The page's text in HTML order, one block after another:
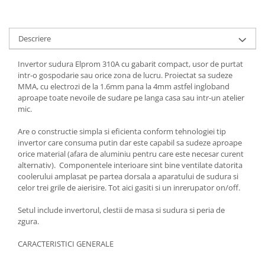
Zdrobitoare electrice & manuale
Zdrobitoare manuale
Masini de cusut si accesorii
Articole antidaunatori gradina
Sere si solarii
Unelte altoit
Unelte manuale de gradina -
Stropitori
Folie si plase pt plante
Masini de maturat manuale
Masini batut stalpi
Kit-uri siguranta auto
Kit-uri Supravietuire si Accesorii
Curatenie si menaj
Accesorii ingrijire casa
Accesorii maturi, mopuri si galeti
Aspiratoare electrice
Cutii depozitare diverse
Cutii depozitare medicamente
Cutii pentru chei
Maturi, mopuri si galeti
Organizatoare imbracaminte si
incaltaminte
Accesorii pentru macarale
Macarale electrice
Macarale manuale
Aparate si instrumente de masurat
Rulete
Telemetre, nivele, sublere
Masini de polisat
Rindele electrice
Pistoale electrice aer cald si vopsit
Pistoale electrice aer cald
Echipamente de protectie
Manusi si palmare
Descriere
Invertor sudura Elprom 310A cu gabarit compact, usor de purtat
intr-o gospodarie sau orice zona de lucru. Proiectat sa sudeze
MMA, cu electrozi de la 1.6mm pana la 4mm astfel ingloband
aproape toate nevoile de sudare pe langa casa sau intr-un atelier
mic.
Are o constructie simpla si eficienta conform tehnologiei tip
invertor care consuma putin dar este capabil sa sudeze aproape
orice material (afara de aluminiu pentru care este necesar curent
alternativ). Componentele interioare sint bine ventilate datorita
coolerului amplasat pe partea dorsala a aparatului de sudura si
celor trei grile de aierisire. Tot aici gasiti si un inrerupator on/off.
Setul include invertorul, clestii de masa si sudura si peria de
zgura.
CARACTERISTICI GENERALE